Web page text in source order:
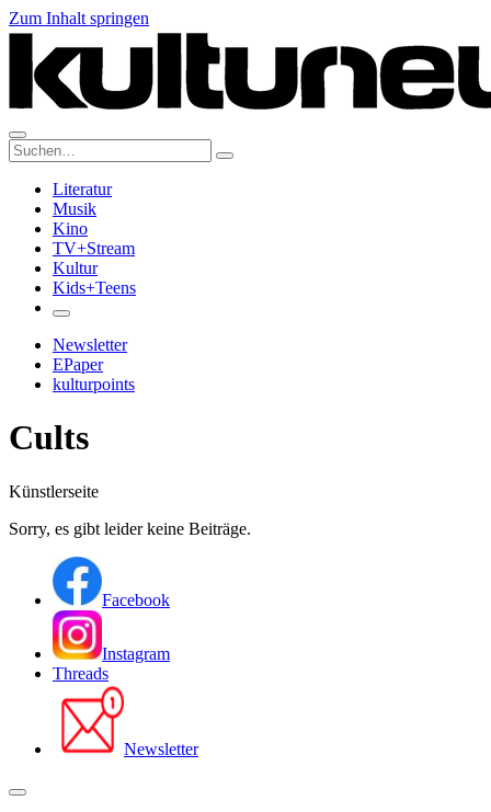
Zum Inhalt springen
Suche:
Literatur
Musik
Kino
TV+Stream
Kultur
Kids+Teens
Newsletter
EPaper
kulturpoints
Cults
Künstlerseite
Sorry, es gibt leider keine Beiträge.
Facebook
Instagram
Threads
Newsletter